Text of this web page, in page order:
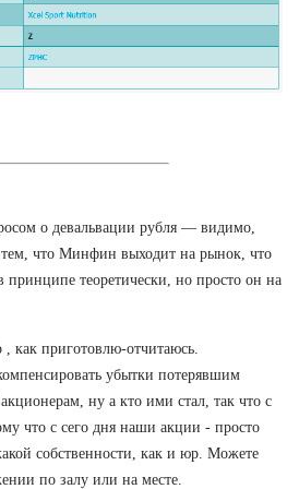
о девальвации рубля — видимо,
тем, что Минфин выходит на рынок, что
теоретически, но просто он на
как приготовлю-отчитаюсь.
убытки потерявшим
ну а кто ими стал, так что с
что с сего дня наши акции - просто
собственности, как и юр. Можете
по залу или на месте.